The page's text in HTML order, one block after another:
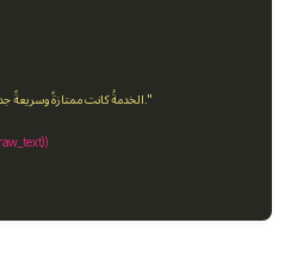
"الخدمةُ كانت ممتازةً وسريعةً جداً! أنصح الجميع بالتعامل معهم."